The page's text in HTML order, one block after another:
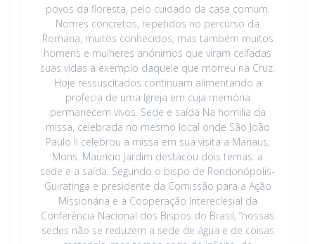
povos da floresta, pelo cuidado da casa comum.
Nomes concretos, repetidos no percurso da
Romaria, muitos conhecidos, mas também muitos
homens e mulheres anónimos que viram ceifadas
suas vidas a exemplo daquele que morreu na Cruz.
Hoje ressuscitados continuam alimentando a
profecia de uma Igreja em cuja memória
permanecem vivos. Sede e saída Na homilia da
missa, celebrada no mesmo local onde São João
Paulo II celebrou a missa em sua visita a Manaus,
Mons. Maurício Jardim destacou dois temas: a
sede e a saída. Segundo o bispo de Rondonópolis-
Guiratinga e presidente da Comissão para a Ação
Missionária e a Cooperação Intereclesial da
Conferência Nacional dos Bispos do Brasil, “nossas
sedes não se reduzem a sede de água e de coisas